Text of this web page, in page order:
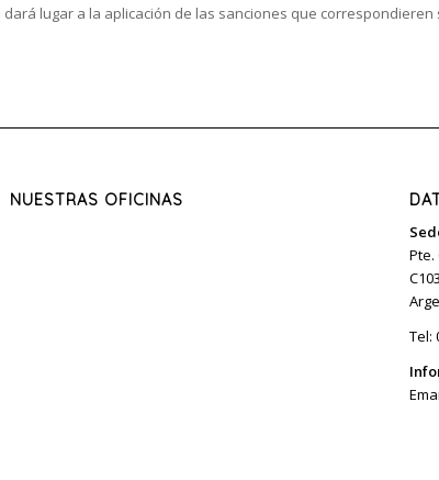
lugar a la aplicación de las sanciones que
NUESTRAS OFICINAS
Pte.
Tel: